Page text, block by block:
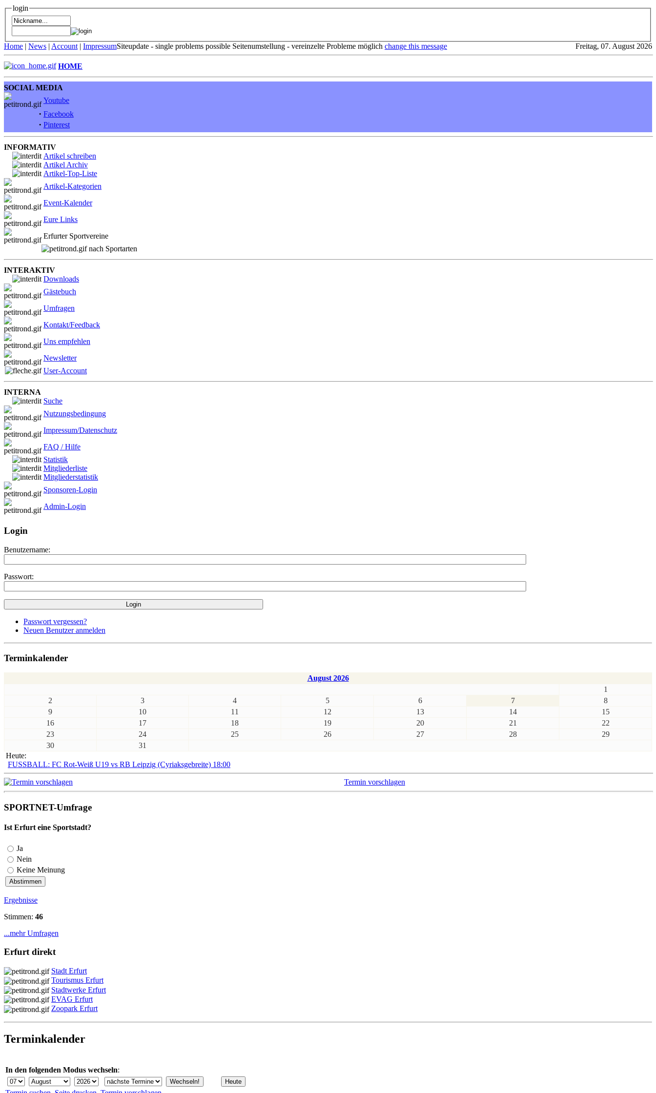
login
Home | News | Account | Impressum Freitag, 07. August 2026
Siteupdate - single problems possible Seitenumstellung - vereinzelte Probleme möglich change this message
HOME
SOCIAL MEDIA
Youtube
· Facebook
· Pinterest
INFORMATIV
Artikel schreiben
Artikel Archiv
Artikel-Top-Liste
Artikel-Kategorien
Event-Kalender
Eure Links
Erfurter Sportvereine
nach Sportarten
INTERAKTIV
Downloads
Gästebuch
Umfragen
Kontakt/Feedback
Uns empfehlen
Newsletter
User-Account
INTERNA
Suche
Nutzungsbedingung
Impressum/Datenschutz
FAQ / Hilfe
Statistik
Mitgliederliste
Mitgliederstatistik
Sponsoren-Login
Admin-Login
Login
Benutzername:
Passwort:
Passwort vergessen?
Neuen Benutzer anmelden
Terminkalender
August 2026
1
2
3 4 5 6 7
8
9
10 11 12 13 14
15
16
17 18 19 20 21
22
23
24 25 26 27 28
29
30
31
Heute:
FUSSBALL: FC Rot-Weiß U19 vs RB Leipzig (Cyriaksgebreite) 18:00
Termin vorschlagen
SPORTNET-Umfrage
Ist Erfurt eine Sportstadt?
Ja
Nein
Keine Meinung
Ergebnisse
Stimmen: 46
...mehr Umfragen
Erfurt direkt
Stadt Erfurt
Tourismus Erfurt
Stadtwerke Erfurt
EVAG Erfurt
Zoopark Erfurt
Terminkalender
In den folgenden Modus wechseln: